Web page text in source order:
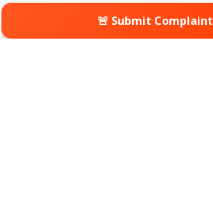
🚨 Submit Complaint